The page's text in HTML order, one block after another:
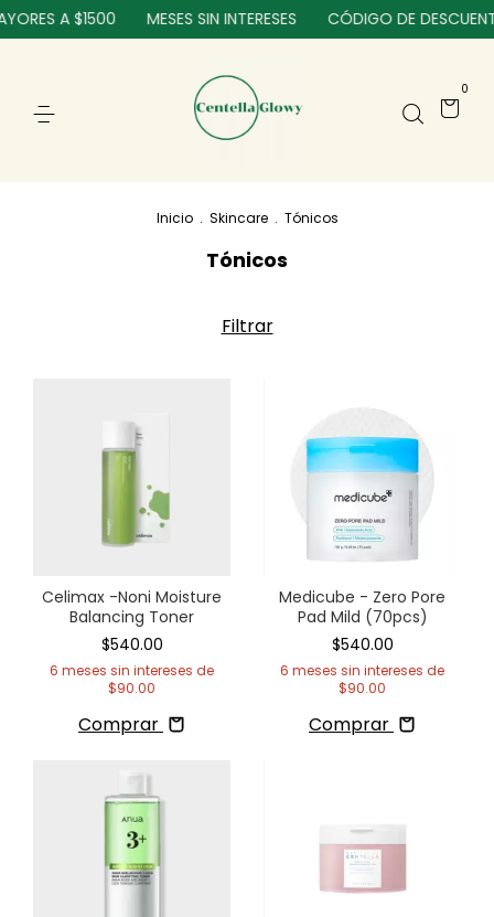
A $1500 MESES SIN INTERESES CÓDIGO DE DESCUENTO:
0
Inicio . Skincare . Tónicos
Tónicos
Filtrar
Celimax -Noni Moisture
Balancing Toner
$540.00
6 meses sin intereses de
$90.00
Comprar
Medicube - Zero Pore
Pad Mild (70pcs)
$540.00
6 meses sin intereses de
$90.00
Comprar